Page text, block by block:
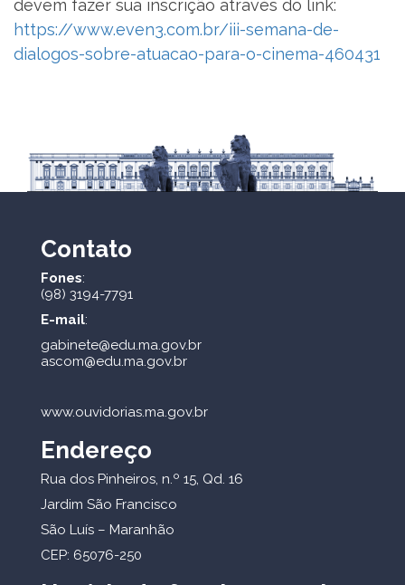
devem fazer sua inscrição através do link:
https://www.even3.com.br/iii-semana-de-
dialogos-sobre-atuacao-para-o-cinema-460431
Contato
Fones:
(98) 3194-7791
E-mail:
gabinete@edu.ma.gov.br
ascom@edu.ma.gov.br
www.ouvidorias.ma.gov.br
Endereço
Rua dos Pinheiros, n.º 15, Qd. 16
Jardim São Francisco
São Luís – Maranhão
CEP: 65076-250